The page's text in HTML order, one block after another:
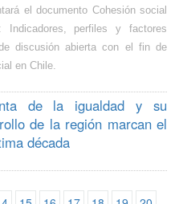
el documento Cohesión social
perfiles y factores
discusión abierta con el fin de
en Chile.
de la igualdad y su
de la región marcan el
década